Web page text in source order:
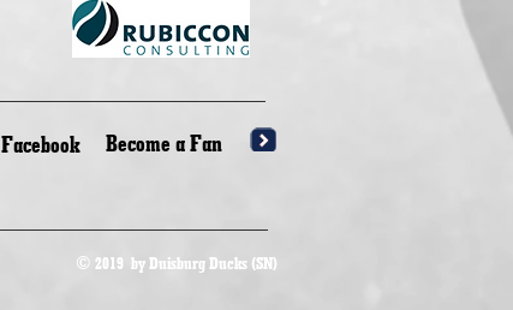
Facebook Become a Fan
© 2019 by Duisburg Ducks (SN)